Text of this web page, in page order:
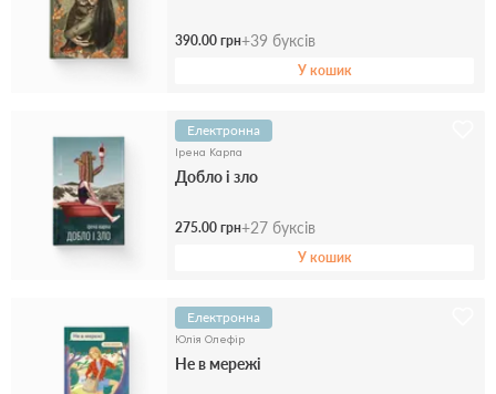
390.00 грн+39 буксів
У кошик
Електронна
Ірена Карпа
Добло і зло
275.00 грн+27 буксів
У кошик
Електронна
Юлія Олефір
Не в мережі